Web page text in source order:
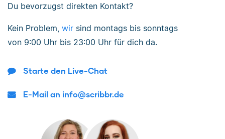
Du bevorzugst direkten Kontakt?
Kein Problem, wir sind montags bis sonntags
von 9:00 Uhr bis 23:00 Uhr für dich da.
Starte den Live-Chat
E-Mail an info@scribbr.de